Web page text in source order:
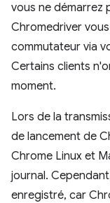
vous ne démarrez
Chromedriver
commutateur via
Certains clients
moment.
Lors de la
de lancement de
Chrome Linux et
journal.
enregistré, car